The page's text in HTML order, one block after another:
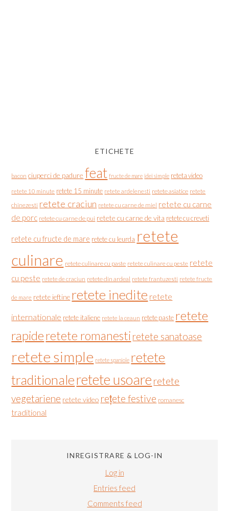
ETICHETE
bacon ciuperci de padure feat fructe de mare idei simple reteta video
retete 10 minute retete 15 minute retete ardelenesti retete asiatice retete
chinezesti retete craciun retete cu carne de miel retete cu carne
de porc retete cu carne de pui retete cu carne de vita retete cu creveti
retete cu fructe de mare retete cu leurda retete
culinare retete culinare cu paste retete culinare cu peste retete
cu peste retete de craciun retete din ardeal retete frantuzesti retete fructe
de mare retete ieftine retete inedite retete
internationale retete italiene retete la ceaun retete paste retete
rapideretete romanesti retete sanatoase
retete simple retete spaniole retete
traditionaleretete usoare retete
vegetariene retete video rețete festive romanesc
traditional
INREGISTRARE & LOG-IN
Log in
Entries feed
Comments feed